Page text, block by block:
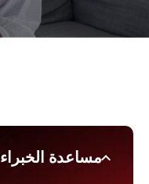
مساعدة الخبراءexpand_less